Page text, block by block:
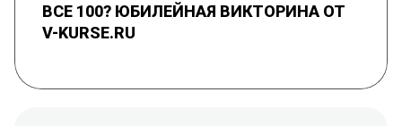
ВСЕ 100? ЮБИЛЕЙНАЯ ВИКТОРИНА ОТ
V-KURSE.RU